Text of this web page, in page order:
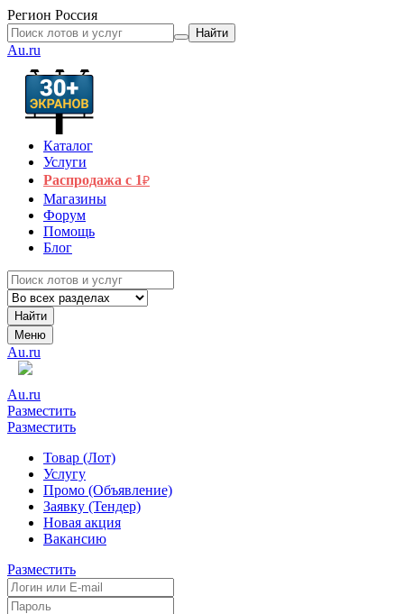
Регион Россия
Найти
Au.ru
Каталог
Услуги
Распродажа с 1₽
Магазины
Форум
Помощь
Блог
Найти
Меню
Au.ru
Au.ru
Разместить
Разместить
Товар (Лот)
Услугу
Промо (Объявление)
Заявку (Тендер)
Новая акция
Вакансию
Разместить